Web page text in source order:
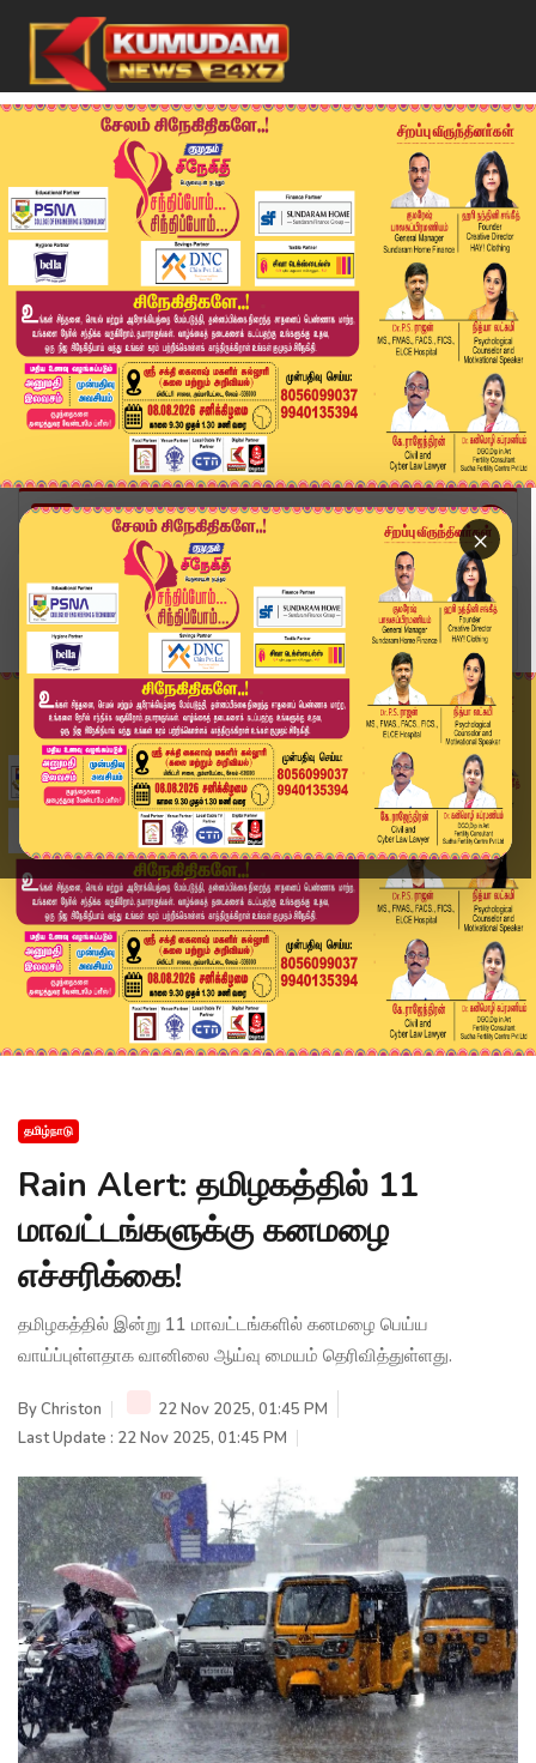
×
Home
தமிழ்நாடு
Rain Alert: தமிழகத்தில் 11 மாவட்டங்களுக்கு கனமழ...
தமிழ்நாடு
Rain Alert: தமிழகத்தில் 11
மாவட்டங்களுக்கு கனமழை
எச்சரிக்கை!
தமிழகத்தில் இன்று 11 மாவட்டங்களில் கனமழை பெய்ய
வாய்ப்புள்ளதாக வானிலை ஆய்வு மையம் தெரிவித்துள்ளது.
ByChriston
22 Nov 2025, 01:45 PM
Last Update : 22 Nov 2025, 01:45 PM